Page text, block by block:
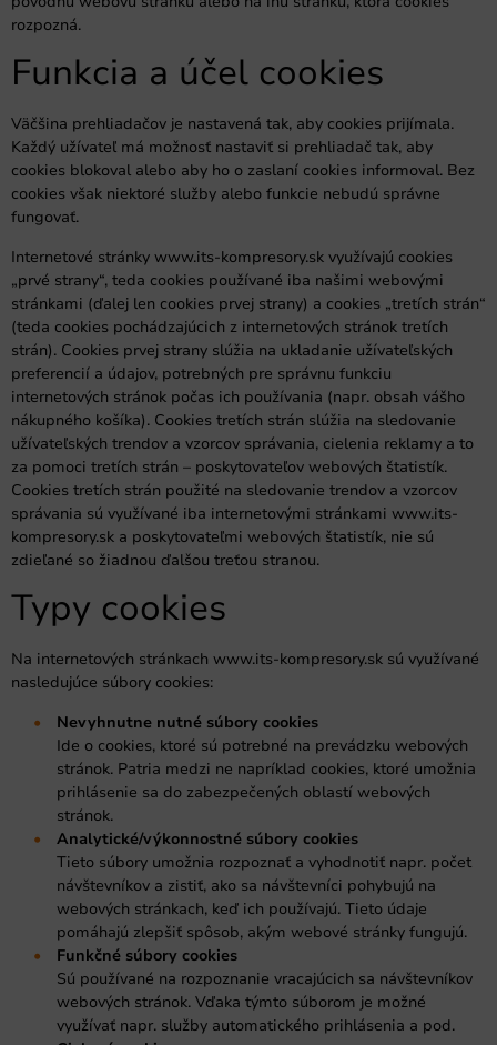
rozpozná.
Funkcia a účel cookies
Väčšina prehliadačov je nastavená tak, aby cookies prijímala.
Každý užívateľ má možnosť nastaviť si prehliadač tak, aby
cookies blokoval alebo aby ho o zaslaní cookies informoval. Bez
cookies však niektoré služby alebo funkcie nebudú správne
fungovať.
Internetové stránky www.its-kompresory.sk využívajú cookies
„prvé strany“, teda cookies používané iba našimi webovými
stránkami (ďalej len cookies prvej strany) a cookies „tretích strán“
(teda cookies pochádzajúcich z internetových stránok tretích
strán). Cookies prvej strany slúžia na ukladanie užívateľských
preferencií a údajov, potrebných pre správnu funkciu
internetových stránok počas ich používania (napr. obsah vášho
nákupného košíka). Cookies tretích strán slúžia na sledovanie
užívateľských trendov a vzorcov správania, cielenia reklamy a to
za pomoci tretích strán – poskytovateľov webových štatistík.
Cookies tretích strán použité na sledovanie trendov a vzorcov
správania sú využívané iba internetovými stránkami www.its-
kompresory.sk a poskytovateľmi webových štatistík, nie sú
zdieľané so žiadnou ďalšou treťou stranou.
Typy cookies
Na internetových stránkach www.its-kompresory.sk sú využívané
nasledujúce súbory cookies:
Nevyhnutne nutné súbory cookies
Ide o cookies, ktoré sú potrebné na prevádzku webových
stránok. Patria medzi ne napríklad cookies, ktoré umožnia
prihlásenie sa do zabezpečených oblastí webových
stránok.
Analytické/výkonnostné súbory cookies
Tieto súbory umožnia rozpoznať a vyhodnotiť napr. počet
návštevníkov a zistiť, ako sa návštevníci pohybujú na
webových stránkach, keď ich používajú. Tieto údaje
pomáhajú zlepšiť spôsob, akým webové stránky fungujú.
Funkčné súbory cookies
Sú používané na rozpoznanie vracajúcich sa návštevníkov
webových stránok. Vďaka týmto súborom je možné
využívať napr. služby automatického prihlásenia a pod.